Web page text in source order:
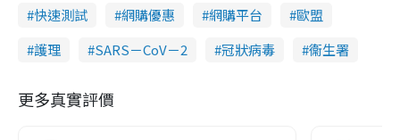
快速測試
網購優惠 網購平台
歐盟
護理
SARS－CoV－2 冠狀病毒 衞生署
更多真實評價